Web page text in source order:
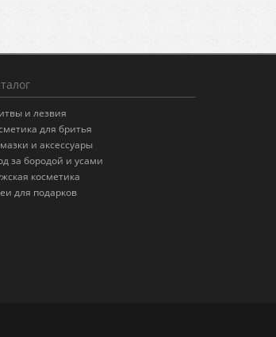
и лезвия
для бритья
и аксессуары
за бородой и усами
косметика
для подарков